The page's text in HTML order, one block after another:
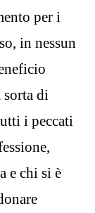
per i
in nessun
sorta di
i peccati
e chi si è